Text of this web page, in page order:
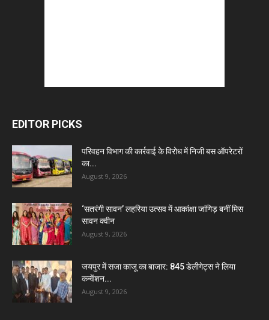
EDITOR PICKS
परिवहन विभाग की कार्रवाई के विरोध में निजी बस ऑपरेटरों
का...
August 9, 2026
‘सतरंगी सावन’ लहरिया उत्सव में आकांक्षा जांगिड़ बनीं मिस
सावन क्वीन
August 9, 2026
जयपुर में सजा काजू का बाजार: 845 डेलीगेट्स ने लिया
कन्वेंशन...
August 9, 2026